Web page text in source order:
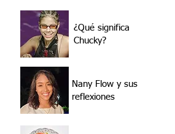
¿Qué significa
Chucky?
Nany Flow y sus
reflexiones